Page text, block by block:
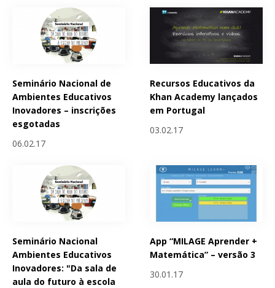
Seminário Nacional de
Ambientes Educativos
Inovadores – inscrições
esgotadas
06.02.17
Recursos Educativos da
Khan Academy lançados
em Portugal
03.02.17
Seminário Nacional
Ambientes Educativos
Inovadores: "Da sala de
aula do futuro à escola
App “MILAGE Aprender +
Matemática” – versão 3
30.01.17